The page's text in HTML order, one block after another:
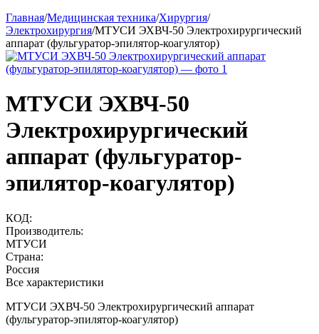
Главная/Медицинская техника/Хирургия/
Электрохирургия/МТУСИ ЭХВЧ-50 Электрохирургический
аппарат (фульгуратор-эпилятор-коагулятор)
МТУСИ ЭХВЧ-50
Электрохирургический
аппарат (фульгуратор-
эпилятор-коагулятор)
КОД:
Производитель:
МТУСИ
Страна:
Россия
Все характеристики
МТУСИ ЭХВЧ-50 Электрохирургический аппарат
(фульгуратор-эпилятор-коагулятор)